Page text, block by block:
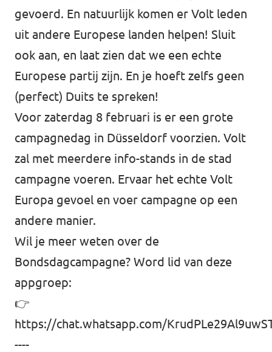
gevoerd. En natuurlijk komen er Volt leden
uit andere Europese landen helpen! Sluit
ook aan, en laat zien dat we een echte
Europese partij zijn. En je hoeft zelfs geen
(perfect) Duits te spreken!
Voor zaterdag 8 februari is er een grote
campagnedag in Düsseldorf voorzien. Volt
zal met meerdere info-stands in de stad
campagne voeren. Ervaar het echte Volt
Europa gevoel en voer campagne op een
andere manier.
⁠Wil je meer weten over de
Bondsdagcampagne? Word lid van deze
appgroep:
👉
https://chat.whatsapp.com/
----